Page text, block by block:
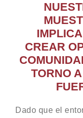
CREAR
TORNO
Dado que el